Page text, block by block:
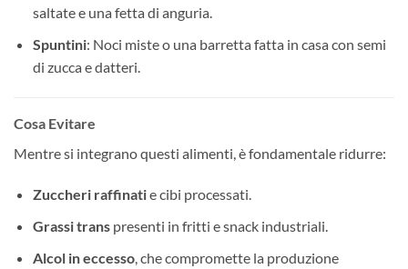
saltate e una fetta di anguria.
Spuntini: Noci miste o una barretta fatta in casa con semi
di zucca e datteri.
Cosa Evitare
Mentre si integrano questi alimenti, è fondamentale ridurre:
Zuccheri raffinatie cibi processati.
Grassi transpresenti in fritti e snack industriali.
Alcol in eccesso, che compromette la produzione